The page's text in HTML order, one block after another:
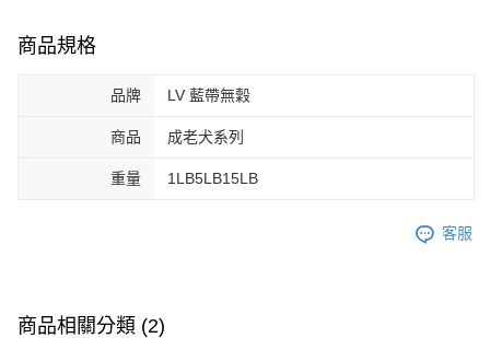
商品規格
品牌 LV 藍帶無穀
商品 成老犬系列
重量 1LB5LB15LB
客服
商品相關分類 (2)